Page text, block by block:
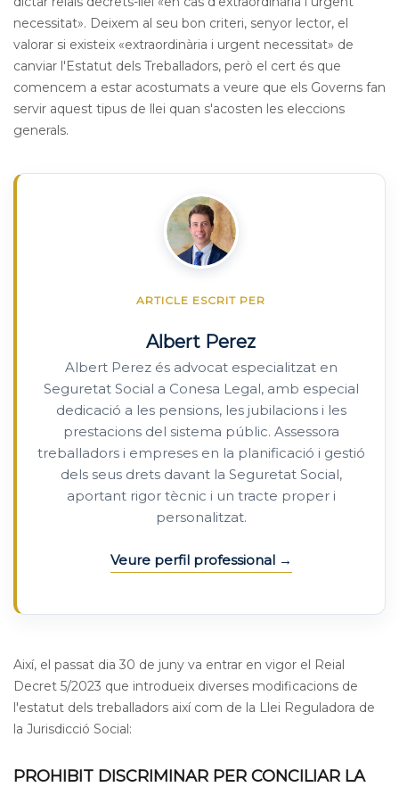
necessitat». Deixem al seu bon criteri, senyor lector, el
valorar si existeix «extraordinària i urgent necessitat» de
canviar l'Estatut dels Treballadors, però el cert és que
comencem a estar acostumats a veure que els Governs fan
servir aquest tipus de llei quan s'acosten les eleccions
generals.
ARTICLE ESCRIT PER
Albert Perez
Albert Perez és advocat especialitzat en
Seguretat Social a Conesa Legal, amb especial
dedicació a les pensions, les jubilacions i les
prestacions del sistema públic. Assessora
treballadors i empreses en la planificació i gestió
dels seus drets davant la Seguretat Social,
aportant rigor tècnic i un tracte proper i
personalitzat.
Veure perfil professional
Així, el passat dia 30 de juny va entrar en vigor el Reial
Decret 5/2023 que introdueix diverses modificacions de
l'estatut dels treballadors així com de la Llei Reguladora de
la Jurisdicció Social:
PROHIBIT DISCRIMINAR PER CONCILIAR LA